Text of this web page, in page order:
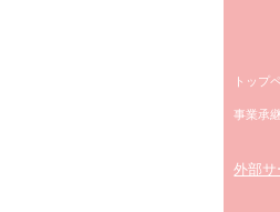
トップ
事業承
外部